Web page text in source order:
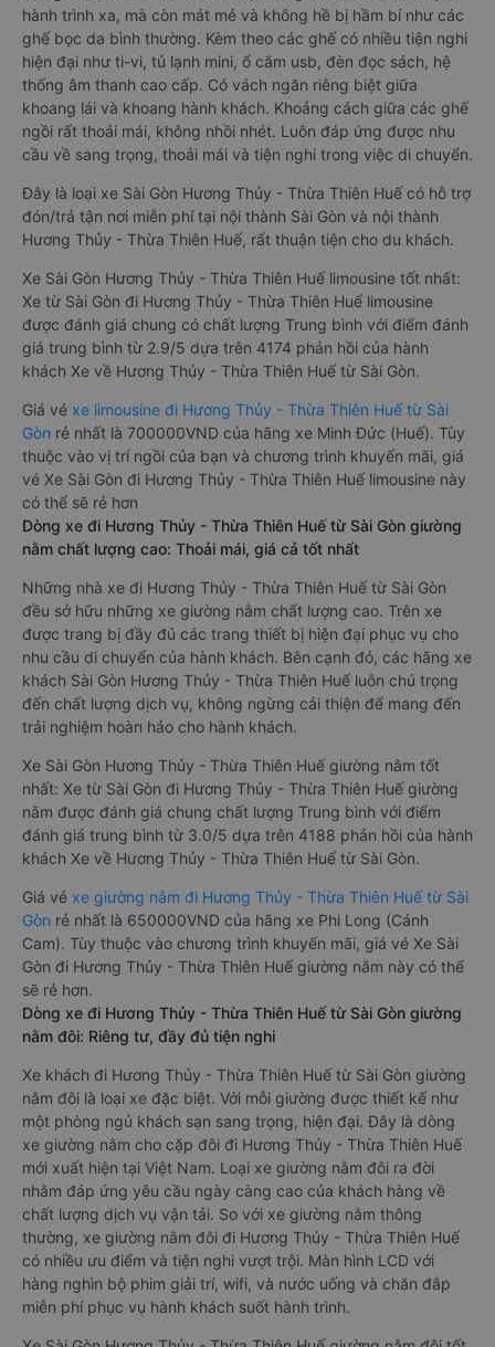
hành trình xa, mà còn mát mẻ và không hề bị hầm bí như các
ghế bọc da bình thường. Kèm theo các ghế có nhiều tiện nghi
hiện đại như ti-vi, tủ lạnh mini, ổ cắm usb, đèn đọc sách, hệ
thống âm thanh cao cấp. Có vách ngăn riêng biệt giữa
khoang lái và khoang hành khách. Khoảng cách giữa các ghế
ngồi rất thoải mái, không nhồi nhét. Luôn đáp ứng được nhu
cầu về sang trọng, thoải mái và tiện nghi trong việc di chuyển.
Đây là loại xe Sài Gòn Hương Thủy - Thừa Thiên Huế có hỗ trợ
đón/trả tận nơi miễn phí tại nội thành Sài Gòn và nội thành
Hương Thủy - Thừa Thiên Huế, rất thuận tiện cho du khách.
Xe Sài Gòn Hương Thủy - Thừa Thiên Huế limousine tốt nhất:
Xe từ Sài Gòn đi Hương Thủy - Thừa Thiên Huế limousine
được đánh giá chung có chất lượng Trung bình với điểm đánh
giá trung bình từ 2.9/5 dựa trên 4174 phản hồi của hành
khách Xe về Hương Thủy - Thừa Thiên Huế từ Sài Gòn.
Giá vé xe limousine đi Hương Thủy - Thừa Thiên Huế từ Sài
Gòn rẻ nhất là 700000VND của hãng xe Minh Đức (Huế). Tùy
thuộc vào vị trí ngồi của bạn và chương trình khuyến mãi, giá
vé Xe Sài Gòn đi Hương Thủy - Thừa Thiên Huế limousine này
có thể sẽ rẻ hơn
Dòng xe đi Hương Thủy - Thừa Thiên Huế từ Sài Gòn giường
nằm chất lượng cao: Thoải mái, giá cả tốt nhất
Những nhà xe đi Hương Thủy - Thừa Thiên Huế từ Sài Gòn
đều sở hữu những xe giường nằm chất lượng cao. Trên xe
được trang bị đầy đủ các trang thiết bị hiện đại phục vụ cho
nhu cầu di chuyển của hành khách. Bên cạnh đó, các hãng xe
khách Sài Gòn Hương Thủy - Thừa Thiên Huế luôn chú trọng
đến chất lượng dịch vụ, không ngừng cải thiện để mang đến
trải nghiệm hoàn hảo cho hành khách.
Xe Sài Gòn Hương Thủy - Thừa Thiên Huế giường nằm tốt
nhất: Xe từ Sài Gòn đi Hương Thủy - Thừa Thiên Huế giường
nằm được đánh giá chung chất lượng Trung bình với điểm
đánh giá trung bình từ 3.0/5 dựa trên 4188 phản hồi của hành
khách Xe về Hương Thủy - Thừa Thiên Huế từ Sài Gòn.
Giá vé xe giường nằm đi Hương Thủy - Thừa Thiên Huế từ Sài
Gòn rẻ nhất là 650000VND của hãng xe Phi Long (Cánh
Cam). Tùy thuộc vào chương trình khuyến mãi, giá vé Xe Sài
Gòn đi Hương Thủy - Thừa Thiên Huế giường nằm này có thể
sẽ rẻ hơn.
Dòng xe đi Hương Thủy - Thừa Thiên Huế từ Sài Gòn giường
nằm đôi: Riêng tư, đầy đủ tiện nghi
Xe khách đi Hương Thủy - Thừa Thiên Huế từ Sài Gòn giường
nằm đôi là loại xe đặc biệt. Với mỗi giường được thiết kế như
một phòng ngủ khách sạn sang trọng, hiện đại. Đây là dòng
xe giường nằm cho cặp đôi đi Hương Thủy - Thừa Thiên Huế
mới xuất hiện tại Việt Nam. Loại xe giường nằm đôi ra đời
nhằm đáp ứng yêu cầu ngày càng cao của khách hàng về
chất lượng dịch vụ vận tải. So với xe giường nằm thông
thường, xe giường nằm đôi đi Hương Thủy - Thừa Thiên Huế
có nhiều ưu điểm và tiện nghi vượt trội. Màn hình LCD với
hàng nghìn bộ phim giải trí, wifi, và nước uống và chăn đắp
miễn phí phục vụ hành khách suốt hành trình.